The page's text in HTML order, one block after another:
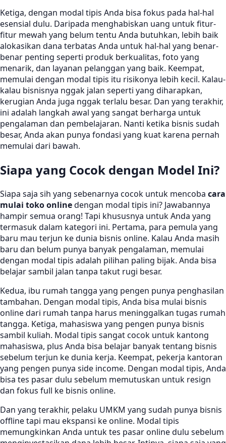
Ketiga, dengan modal tipis Anda bisa fokus pada hal-hal
esensial dulu. Daripada menghabiskan uang untuk fitur-
fitur mewah yang belum tentu Anda butuhkan, lebih baik
alokasikan dana terbatas Anda untuk hal-hal yang benar-
benar penting seperti produk berkualitas, foto yang
menarik, dan layanan pelanggan yang baik. Keempat,
memulai dengan modal tipis itu risikonya lebih kecil. Kalau-
kalau bisnisnya nggak jalan seperti yang diharapkan,
kerugian Anda juga nggak terlalu besar. Dan yang terakhir,
ini adalah langkah awal yang sangat berharga untuk
pengalaman dan pembelajaran. Nanti ketika bisnis sudah
besar, Anda akan punya fondasi yang kuat karena pernah
memulai dari bawah.
Siapa yang Cocok dengan Model Ini?
Siapa saja sih yang sebenarnya cocok untuk mencoba cara
mulai toko onlinedengan modal tipis ini? Jawabannya
hampir semua orang! Tapi khususnya untuk Anda yang
termasuk dalam kategori ini. Pertama, para pemula yang
baru mau terjun ke dunia bisnis online. Kalau Anda masih
baru dan belum punya banyak pengalaman, memulai
dengan modal tipis adalah pilihan paling bijak. Anda bisa
belajar sambil jalan tanpa takut rugi besar.
Kedua, ibu rumah tangga yang pengen punya penghasilan
tambahan. Dengan modal tipis, Anda bisa mulai bisnis
online dari rumah tanpa harus meninggalkan tugas rumah
tangga. Ketiga, mahasiswa yang pengen punya bisnis
sambil kuliah. Modal tipis sangat cocok untuk kantong
mahasiswa, plus Anda bisa belajar banyak tentang bisnis
sebelum terjun ke dunia kerja. Keempat, pekerja kantoran
yang pengen punya side income. Dengan modal tipis, Anda
bisa tes pasar dulu sebelum memutuskan untuk resign
dan fokus full ke bisnis online.
Dan yang terakhir, pelaku UMKM yang sudah punya bisnis
offline tapi mau ekspansi ke online. Modal tipis
memungkinkan Anda untuk tes pasar online dulu sebelum